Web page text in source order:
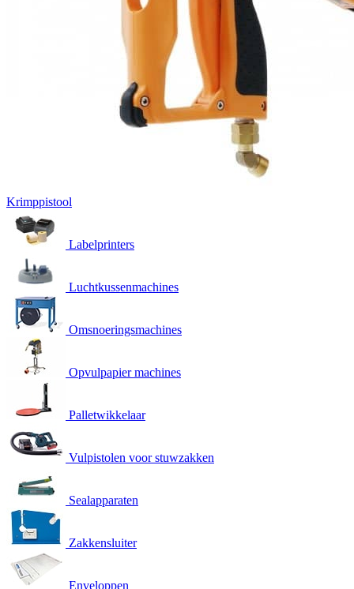
Krimppistool
Labelprinters
Luchtkussenmachines
Omsnoeringsmachines
Opvulpapier machines
Palletwikkelaar
Vulpistolen voor stuwzakken
Sealapparaten
Zakkensluiter
Enveloppen